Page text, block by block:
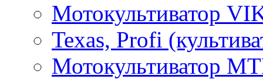
Мотокультиватор
Texas, Profi
Мотокультиватор